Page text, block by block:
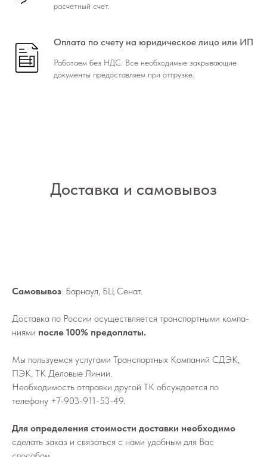
расчетный счет.
Оплата по счету на юридическое лицо или ИП
Работаем без НДС. Все необходимые закрывающие
документы предоставляем при отгрузке.
Доставка и самовывоз
Самовывоз: Барнаул, БЦ Сенат.
До­став­ка по России осу­ществ­ля­ет­ся транс­порт­ны­ми ком­па­
ни­я­ми после 100% предоплаты.
Мы поль­зу­ем­ся услу­га­ми Транс­порт­ных Ком­па­ний СДЭК,
ПЭК, ТК Деловые Линии.
Не­об­хо­ди­мо­сть от­прав­ки дру­гой ТК об­суж­да­ет­ся по
телефону +7-903-911-53-49.
Для определения стоимости доставки необходимо
сделать заказ и связаться с нами удобным для Вас